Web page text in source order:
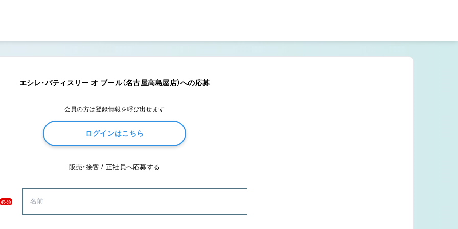
エシレ・パティスリー オ ブール（名古屋高島屋店）への応募
会員の方は登録情報を呼び出せます
ログインはこちら
販売・接客 / 正社員へ応募する
必須